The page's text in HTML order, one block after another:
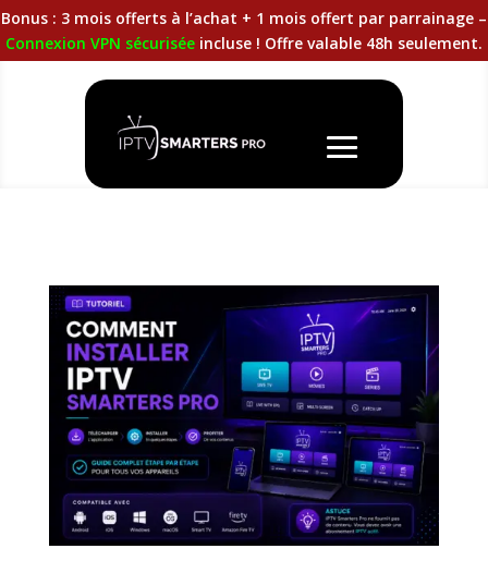
Bonus : 3 mois offerts à l’achat + 1 mois offert par parrainage –
Connexion VPN sécurisée incluse ! Offre valable 48h seulement.